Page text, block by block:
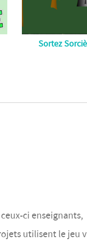
Sortez
ci enseignants,
utilisent le jeu